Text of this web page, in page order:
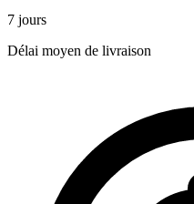
7 jours
Délai moyen de livraison